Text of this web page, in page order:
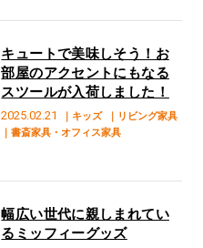
2025.02.21 ｜キッズ
｜リビング家具
｜書斎家具・オフィス家具
キュートで美味しそう！お
部屋のアクセントにもなる
スツールが入荷しました！
幅広い世代に親しまれてい
るミッフィーグッズ